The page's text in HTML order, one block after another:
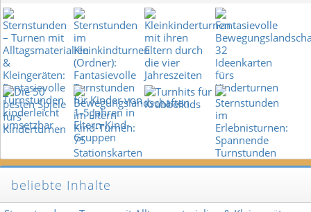
beliebte Inhalte